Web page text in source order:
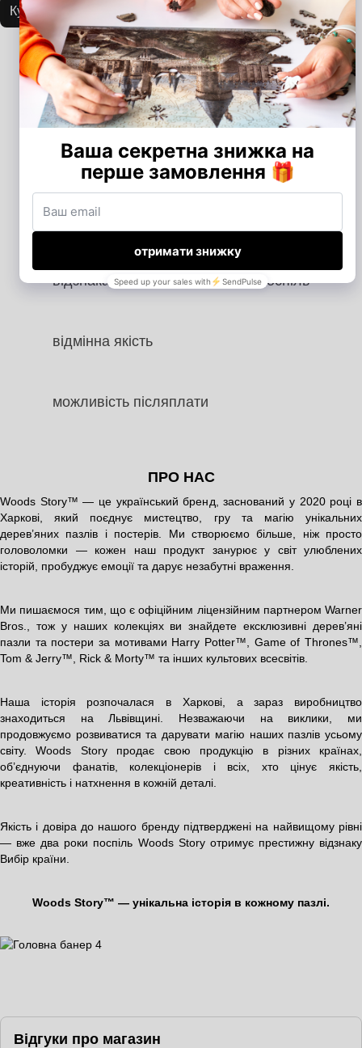
Купити Купити Купити
30.000 + щасливих клієнтів
власне виробництво в Україні
ліцензійна продукція Warner Bros.
відзнака "Вибір країни" 2 роки поспіль
відмінна якість
можливість післяплати
ПРО НАС
Woods Story™ — це український бренд, заснований у 2020 році в
Харкові, який поєднує мистецтво, гру та магію унікальних
дерев’яних пазлів і постерів. Ми створюємо більше, ніж просто
головоломки — кожен наш продукт занурює у світ улюблених
історій, пробуджує емоції та дарує незабутні враження.
Ми пишаємося тим, що є офіційним ліцензійним партнером Warner
Bros., тож у наших колекціях ви знайдете ексклюзивні дерев’яні
пазли та постери за мотивами Harry Potter™, Game of Thrones™,
Tom & Jerry™, Rick & Morty™ та інших культових всесвітів.
Наша історія розпочалася в Харкові, а зараз виробництво
знаходиться на Львівщині. Незважаючи на виклики, ми
продовжуємо розвиватися та дарувати магію наших пазлів усьому
світу. Woods Story продає свою продукцію в різних країнах,
об’єднуючи фанатів, колекціонерів і всіх, хто цінує якість,
креативність і натхнення в кожній деталі.
Якість і довіра до нашого бренду підтверджені на найвищому рівні
— вже два роки поспіль Woods Story отримує престижну відзнаку
Вибір країни.
Woods Story™ — унікальна історія в кожному пазлі.
Відгуки про магазин